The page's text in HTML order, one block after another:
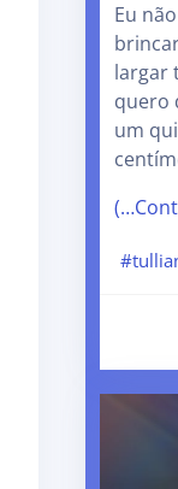
Eu
largar
quero
um